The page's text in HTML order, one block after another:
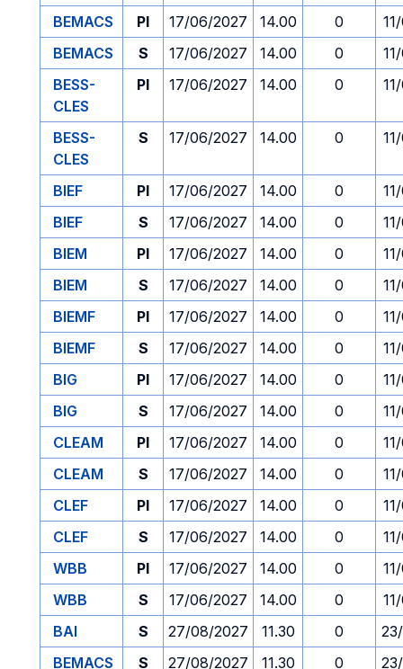
BEMACS
PI 17/06/2027 14.00 0
BEMACS
S 17/06/2027 14.00 0
BESS-
CLES
PI 17/06/2027 14.00 0
BESS-
CLES
S 17/06/2027 14.00 0
BIEF PI 17/06/2027 14.00 0
BIEF
S 17/06/2027 14.00 0
BIEM
PI 17/06/2027 14.00 0
BIEM
S 17/06/2027 14.00 0
BIEMF
PI 17/06/2027 14.00 0
BIEMF
S 17/06/2027 14.00 0
BIG
PI 17/06/2027 14.00 0
BIG
S 17/06/2027 14.00 0
CLEAM
PI 17/06/2027 14.00 0
CLEAM
S 17/06/2027 14.00 0
CLEF
PI 17/06/2027 14.00 0
CLEF
S 17/06/2027 14.00 0
WBB
PI 17/06/2027 14.00 0
WBB
S 17/06/2027 14.00 0
BAI
S 27/08/2027 11.30 0
BEMACS
S 27/08/2027 11.30 0